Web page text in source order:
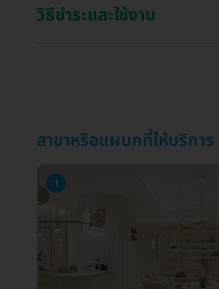
วิธีชำระและใช้งาน
สาขาหรือแผนกที่ให้บริการ
1